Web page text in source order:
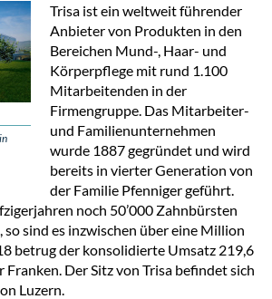
Trisa ist ein weltweit führender
Anbieter von Produkten in den
Bereichen Mund-, Haar- und
Körperpflege mit rund 1.100
Mitarbeitenden in der
Firmengruppe. Das Mitarbeiter-
und Familienunternehmen
wurde 1887 gegründet und wird
bereits in vierter Generation von
der Familie Pfenniger geführt.
noch 50’000 Zahnbürsten
sind es inzwischen über eine Million
betrug der konsolidierte Umsatz 219,6
Der Sitz von Trisa befindet sich
Luzern.